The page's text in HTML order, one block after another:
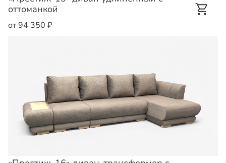
оттоманкой
от 94 350 ₽